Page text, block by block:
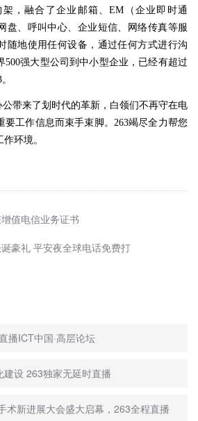
，融合了企业邮箱、EM（企业即时通
盘、呼叫中心、企业短信、网络传真等服
随地使用任何设备，通过任何方式进行沟
500强大型公司到中小型企业，已经有超过
带来了划时代的革新，白领们不再守在电
要工作信息而束手束脚。263竭尽全力帮您
环境。
值电信业务证书
豪礼 平安夜全球电话免费打
播ICT中国·高层论坛
设 263独家无延时直播
新进展大会盛大启幕，263全程直播